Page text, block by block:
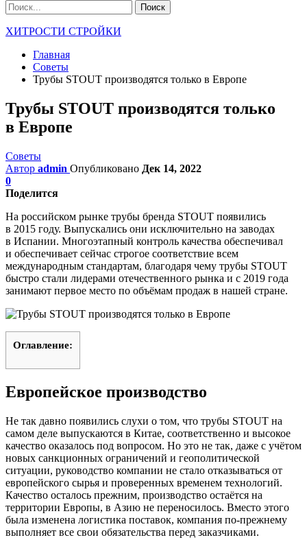
ХИТРОСТИ СТРОЙКИ
Главная
Советы
Трубы STOUT производятся только в Европе
Трубы STOUT производятся только
в Европе
Советы
Автор admin Опубликовано Дек 14, 2022
0
Поделится
На российском рынке трубы бренда STOUT появились
в 2015 году. Выпускались они исключительно на заводах
в Испании. Многоэтапный контроль качества обеспечивал
и обеспечивает сейчас строгое соответствие всем
международным стандартам, благодаря чему трубы STOUT
быстро стали лидерами отечественного рынка и с 2019 года
занимают первое место по объёмам продаж в нашей стране.
Оглавление:
Европейское производство
Не так давно появились слухи о том, что трубы STOUT на
самом деле выпускаются в Китае, соответственно и высокое
качество оказалось под вопросом. Но это не так, даже с учётом
новых санкционных ограничений и геополитической
ситуации, руководство компании не стало отказываться от
европейского сырья и проверенных временем технологий.
Качество осталось прежним, производство остаётся на
территории Европы, в Азию не переносилось. Вместо этого
была изменена логистика поставок, компания по-прежнему
выполняет все свои обязательства перед заказчиками.